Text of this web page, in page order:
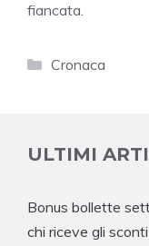
fiancata.
Categorie
Cronaca
ULTIMI
Bonus bollette
chi riceve gli